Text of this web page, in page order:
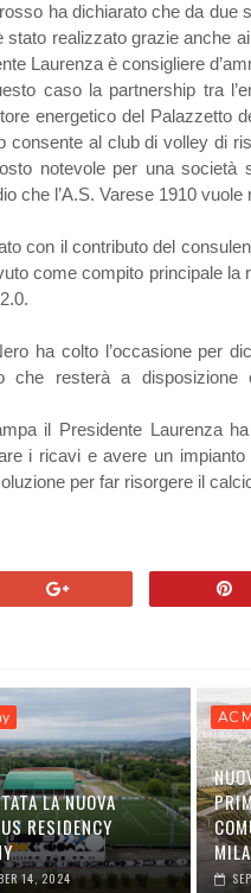
ha dichiarato che da due
stato realizzato grazie anche
Laurenza è consigliere
caso la partnership tra
energetico del Palazzetto
consente al club di volley di
notevole per una società
che l’A.S. Varese 1910 vuole
con il contributo del
come compito principale la
ha colto l’occasione per
che resterà a disposizione
il Presidente Laurenza
i ricavi e avere un impianto
per far risorgere il
LA NUOVA
RESIDENCY
14, 2024
AC